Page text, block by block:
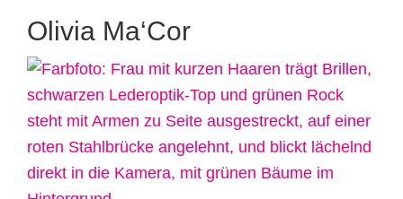
Olivia Ma‘Cor